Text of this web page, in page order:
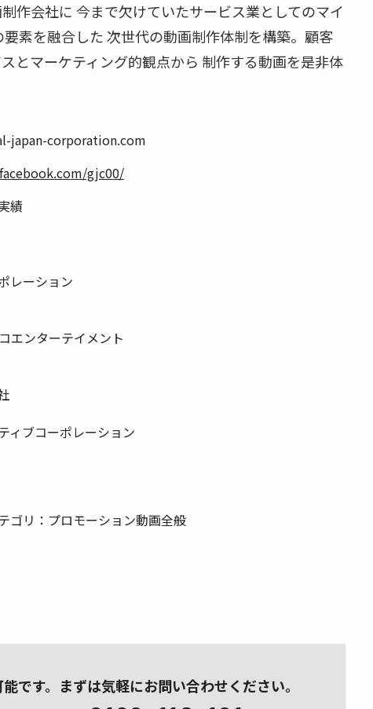
作会社に 今まで欠けていたサービス業としてのマイ
素を融合した 次世代の動画制作体制を構築。顧客
とマーケティング的観点から 制作する動画を是非体
japan-corporation.com
gjc00/
績
レーション
エンターテイメント
ィブコーポレーション
ゴリ：プロモーション動画全般
です。 まずは気軽にお問い合わせください。